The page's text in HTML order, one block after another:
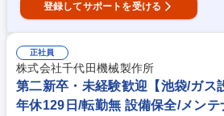
登録してサポートを受ける
正社員
株式会社千代田機械製作所
第二新卒・未経験歓迎【池袋/ガス
年休129日/転勤無 設備保全/メンテ